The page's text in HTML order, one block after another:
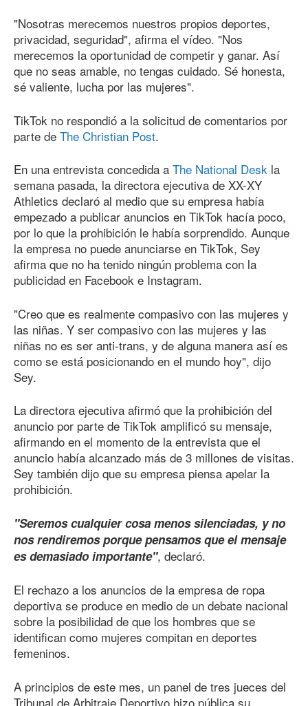
"Nosotras merecemos nuestros propios deportes,
privacidad, seguridad", afirma el vídeo. "Nos
merecemos la oportunidad de competir y ganar. Así
que no seas amable, no tengas cuidado. Sé honesta,
sé valiente, lucha por las mujeres".
TikTok no respondió a la solicitud de comentarios por
parte de The Christian Post.
En una entrevista concedida a The National Desk la
semana pasada, la directora ejecutiva de XX-XY
Athletics declaró al medio que su empresa había
empezado a publicar anuncios en TikTok hacía poco,
por lo que la prohibición le había sorprendido. Aunque
la empresa no puede anunciarse en TikTok, Sey
afirma que no ha tenido ningún problema con la
publicidad en Facebook e Instagram.
"Creo que es realmente compasivo con las mujeres y
las niñas. Y ser compasivo con las mujeres y las
niñas no es ser anti-trans, y de alguna manera así es
como se está posicionando en el mundo hoy", dijo
Sey.
La directora ejecutiva afirmó que la prohibición del
anuncio por parte de TikTok amplificó su mensaje,
afirmando en el momento de la entrevista que el
anuncio había alcanzado más de 3 millones de visitas.
Sey también dijo que su empresa piensa apelar la
prohibición.
"Seremos cualquier cosa menos silenciadas, y no
nos rendiremos porque pensamos que el mensaje
es demasiado importante", declaró.
El rechazo a los anuncios de la empresa de ropa
deportiva se produce en medio de un debate nacional
sobre la posibilidad de que los hombres que se
identifican como mujeres compitan en deportes
femeninos.
A principios de este mes, un panel de tres jueces del
Tribunal de Arbitraje Deportivo hizo pública su